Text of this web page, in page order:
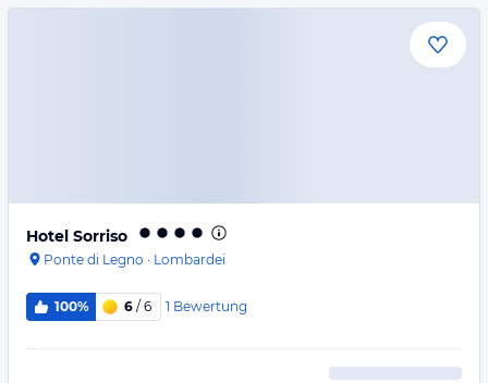
Hotel Sorriso
Ponte di Legno · Lombardei
100% 6 / 6 1 Bewertung